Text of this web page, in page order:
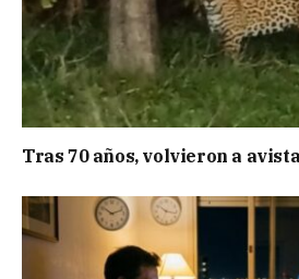
Tras 70 años, volvieron a